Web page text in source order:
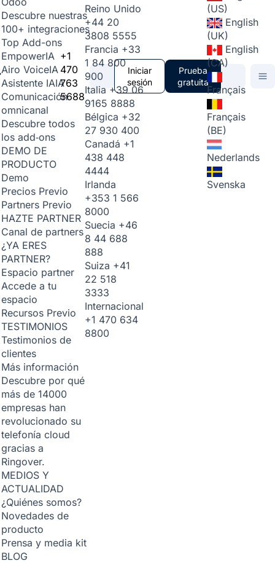
Descubre nuestras
100+ integraciones
Top Add-ons
EmpowerIA
Airo VoiceIA
Asistente IAIA
Comunicación
omnicanal
Descubre todos
los add‑ons
DEMO DE
PRODUCTO
Demo
Precios Previo
Partners Previo
HAZTE PARTNER
Canal de partners
¿YA ERES
PARTNER?
Espacio partner
Accede a tu
espacio
Recursos Previo
TESTIMONIOS
Testimonios de
clientes
Más información
Descubre por qué
más de 14000
empresas han
revolucionado su
telefonía cloud
gracias a
Ringover.
MEDIOS Y
ACTUALIDAD
¿Quiénes somos?
Novedades de
producto
Prensa y media kit
BLOG
+1
470
763
5688
Reino Unido
+44 20
3808 5555
Francia +33
1 84 800
900
Italia +39 06
9165 8888
Bélgica +32
27 930 400
Canadá +1
438 448
4444
Irlanda
+353 1 566
8000
Suecia +46
8 44 688
888
Suiza +41
22 518
3333
Internacional
+1 470 634
8800
Iniciar
sesión
Prueba
gratuita
(US)
English
(UK)
English
(CA)
Français
Français
(BE)
Nederlands
Svenska